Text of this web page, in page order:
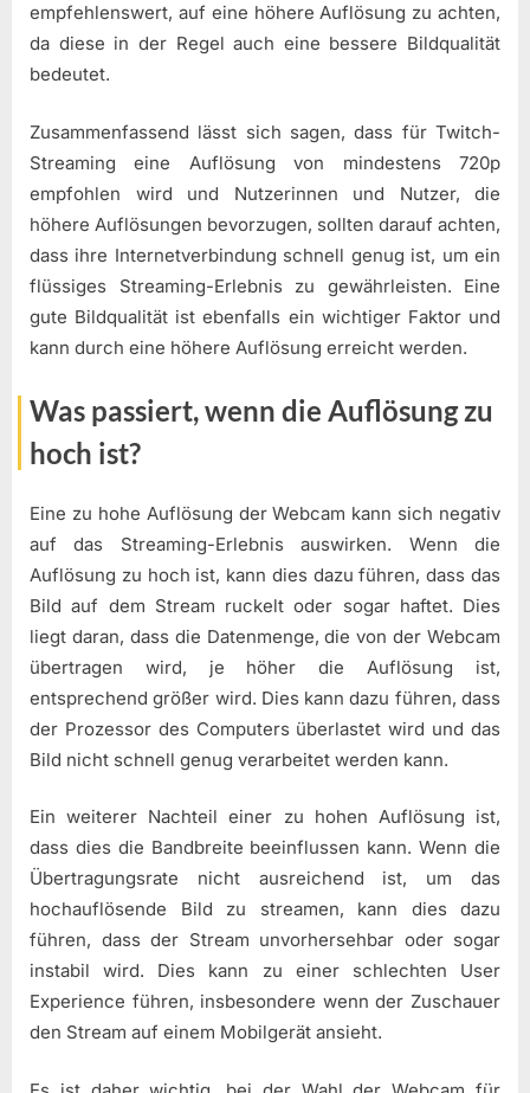
empfehlenswert, auf eine höhere Auflösung zu achten,
da diese in der Regel auch eine bessere Bildqualität
bedeutet.
Zusammenfassend lässt sich sagen, dass für Twitch-
Streaming eine Auflösung von mindestens 720p
empfohlen wird und Nutzerinnen und Nutzer, die
höhere Auflösungen bevorzugen, sollten darauf achten,
dass ihre Internetverbindung schnell genug ist, um ein
flüssiges Streaming-Erlebnis zu gewährleisten. Eine
gute Bildqualität ist ebenfalls ein wichtiger Faktor und
kann durch eine höhere Auflösung erreicht werden.
Was passiert, wenn die Auflösung zu
hoch ist?
Eine zu hohe Auflösung der Webcam kann sich negativ
auf das Streaming-Erlebnis auswirken. Wenn die
Auflösung zu hoch ist, kann dies dazu führen, dass das
Bild auf dem Stream ruckelt oder sogar haftet. Dies
liegt daran, dass die Datenmenge, die von der Webcam
übertragen wird, je höher die Auflösung ist,
entsprechend größer wird. Dies kann dazu führen, dass
der Prozessor des Computers überlastet wird und das
Bild nicht schnell genug verarbeitet werden kann.
Ein weiterer Nachteil einer zu hohen Auflösung ist,
dass dies die Bandbreite beeinflussen kann. Wenn die
Übertragungsrate nicht ausreichend ist, um das
hochauflösende Bild zu streamen, kann dies dazu
führen, dass der Stream unvorhersehbar oder sogar
instabil wird. Dies kann zu einer schlechten User
Experience führen, insbesondere wenn der Zuschauer
den Stream auf einem Mobilgerät ansieht.